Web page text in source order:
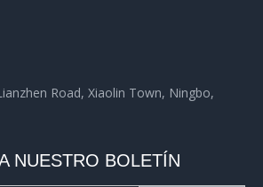
Road, Xiaolin Town, Ningbo,
NUESTRO BOLETÍN